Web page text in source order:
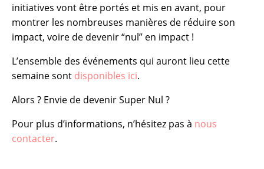
initiatives vont être portés et mis en avant, pour
montrer les nombreuses manières de réduire son
impact, voire de devenir “nul” en impact !
L’ensemble des événements qui auront lieu cette
semaine sont disponibles ici.
Alors ? Envie de devenir Super Nul ?
Pour plus d’informations, n’hésitez pas à nous
contacter.